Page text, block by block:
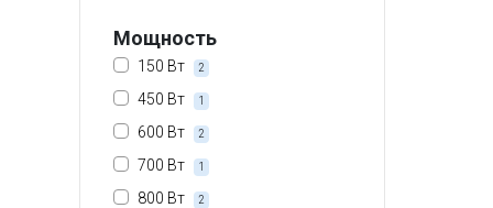
Мощность
150 Вт 2
450 Вт 1
600 Вт 2
700 Вт 1
800 Вт 2